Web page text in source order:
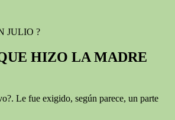
JULIO ?
HIZO LA MADRE
Le fue exigido, según parece, un parte